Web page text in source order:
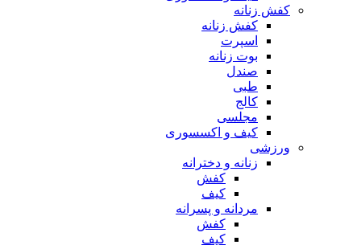
کفش زنانه
کفش زنانه
اسپرت
بوت زنانه
مجلسی
کیف و اکسسوری
ورزشی
زنانه و دخترانه
مردانه و پسرانه